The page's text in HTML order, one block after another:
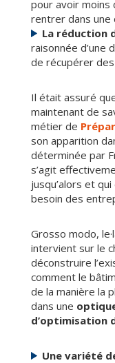
pour avoir moins
rentrer dans une
La réduction
raisonnée d’une
de récupérer
Il était assuré
maintenant de
métier de
son apparition
déterminée par
s’agit
jusqu’alors et
besoin des
Grosso modo,
intervient sur le
déconstruire
comment le
de la manière la
dans une
d’optimisation
Une variété